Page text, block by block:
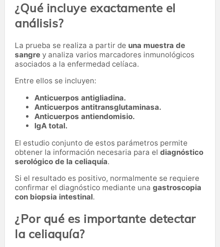
¿Qué incluye exactamente el
análisis?
La prueba se realiza a partir de una muestra de
sangre y analiza varios marcadores inmunológicos
asociados a la enfermedad celíaca.
Entre ellos se incluyen:
Anticuerpos antigliadina.
Anticuerpos antitransglutaminasa.
Anticuerpos antiendomisio.
IgA total.
El estudio conjunto de estos parámetros permite
obtener la información necesaria para el diagnóstico
serológico de la celiaquía.
Si el resultado es positivo, normalmente se requiere
confirmar el diagnóstico mediante una gastroscopia
con biopsia intestinal.
¿Por qué es importante detectar
la celiaquía?